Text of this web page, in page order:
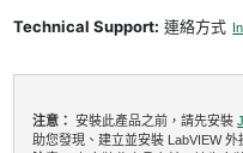
Technical Support: 連絡方式
注意：安裝此產品之前，請先安裝
助您發現、建立並安裝 LabVIEW 外